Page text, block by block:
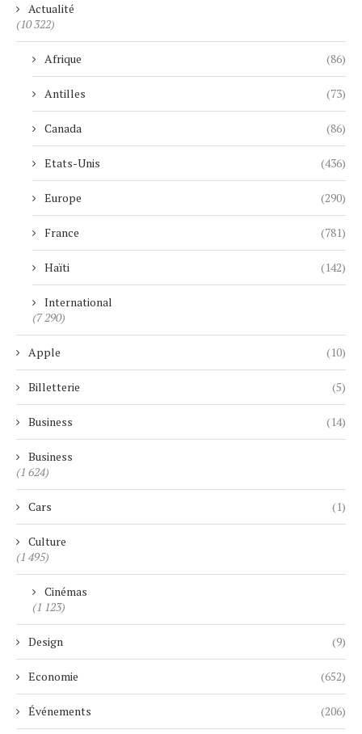
Actualité
(10 322)
Afrique (86)
Antilles (73)
Canada (86)
Etats-Unis (436)
Europe (290)
France (781)
Haïti (142)
International
(7 290)
Apple (10)
Billetterie (5)
Business (14)
Business
(1 624)
Cars (1)
Culture
(1 495)
Cinémas
(1 123)
Design (9)
Economie (652)
Événements (206)